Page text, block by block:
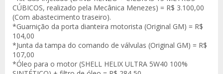
CÚBICOS, realizado pela Mecânica Menezes) = R$ 3.100,00
(Com abastecimento traseiro).
*Guarnição da porta dianteira motorista (Original GM) = R$
104,00
*Junta da tampa do comando de válvulas (Original GM) = R$
107,00
*Óleo para o motor (SHELL HELIX ULTRA 5W40 100%